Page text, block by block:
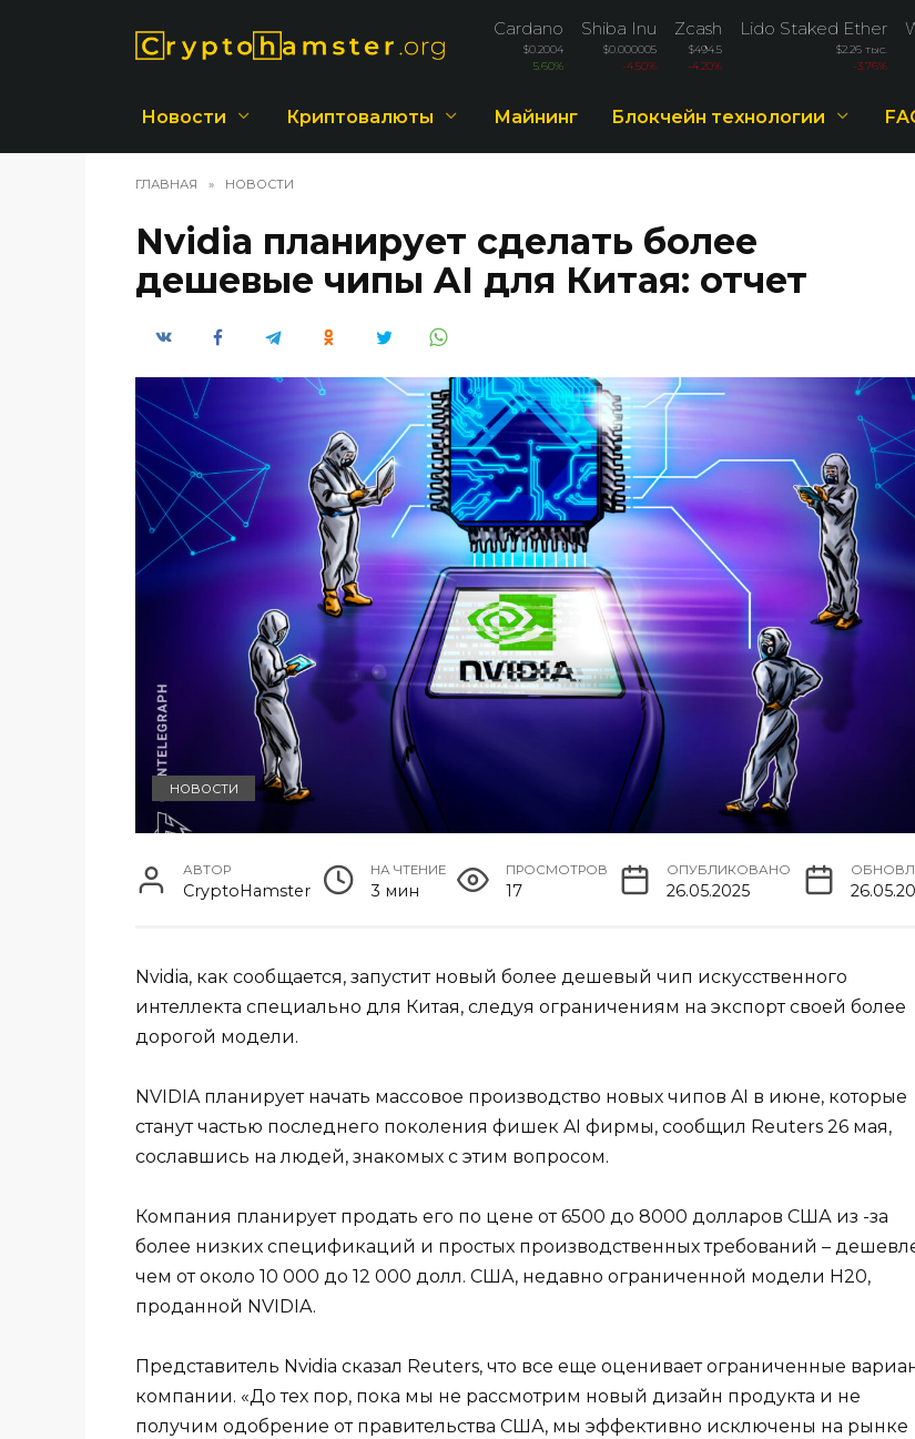
Cardano
$0.2004
5.60%
Shiba Inu
$0.000005
-4.50%
Zcash
$494.5
-4.20%
Lido Staked Ether
$2.26 тыс.
-3.76%
Новости Криптовалюты Майнинг Блокчейн технологии
ГЛАВНАЯ » НОВОСТИ
Nvidia планирует сделать более
дешевые чипы AI для Китая: отчет
НОВОСТИ
АВТОР
CryptoHamster
НА ЧТЕНИЕ
3 мин
ПРОСМОТРОВ
17
ОПУБЛИКОВАНО
26.05.2025
Nvidia, как сообщается, запустит новый более дешевый чип искусственного
интеллекта специально для Китая, следуя ограничениям на экспорт своей более
дорогой модели.
NVIDIA планирует начать массовое производство новых чипов AI в июне, которые
станут частью последнего поколения фишек AI фирмы, сообщил Reuters 26 мая,
сославшись на людей, знакомых с этим вопросом.
Компания планирует продать его по цене от 6500 до 8000 долларов США из -за
более низких спецификаций и простых производственных требований –
чем от около 10 000 до 12 000 долл. США, недавно ограниченной модели H20,
проданной NVIDIA.
Представитель Nvidia сказал Reuters, что все еще оценивает ограниченные
компании. «До тех пор, пока мы не рассмотрим новый дизайн продукта и не
получим одобрение от правительства США, мы эффективно исключены на рынке